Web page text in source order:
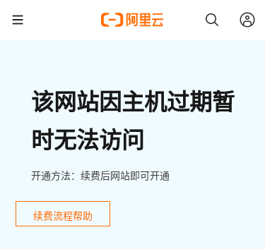
该网站因主机过期暂
时无法访问
开通方法：续费后网站即可开通
续费流程帮助